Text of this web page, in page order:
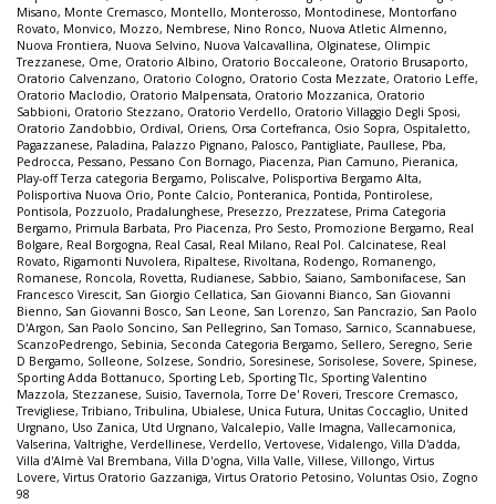
Misano, Monte Cremasco, Montello, Monterosso, Montodinese, Montorfano
Rovato, Monvico, Mozzo, Nembrese, Nino Ronco, Nuova Atletic Almenno,
Nuova Frontiera, Nuova Selvino, Nuova Valcavallina, Olginatese, Olimpic
Trezzanese, Ome, Oratorio Albino, Oratorio Boccaleone, Oratorio Brusaporto,
Oratorio Calvenzano, Oratorio Cologno, Oratorio Costa Mezzate, Oratorio Leffe,
Oratorio Maclodio, Oratorio Malpensata, Oratorio Mozzanica, Oratorio
Sabbioni, Oratorio Stezzano, Oratorio Verdello, Oratorio Villaggio Degli Sposi,
Oratorio Zandobbio, Ordival, Oriens, Orsa Cortefranca, Osio Sopra, Ospitaletto,
Pagazzanese, Paladina, Palazzo Pignano, Palosco, Pantigliate, Paullese, Pba,
Pedrocca, Pessano, Pessano Con Bornago, Piacenza, Pian Camuno, Pieranica,
Play-off Terza categoria Bergamo, Poliscalve, Polisportiva Bergamo Alta,
Polisportiva Nuova Orio, Ponte Calcio, Ponteranica, Pontida, Pontirolese,
Pontisola, Pozzuolo, Pradalunghese, Presezzo, Prezzatese, Prima Categoria
Bergamo, Primula Barbata, Pro Piacenza, Pro Sesto, Promozione Bergamo, Real
Bolgare, Real Borgogna, Real Casal, Real Milano, Real Pol. Calcinatese, Real
Rovato, Rigamonti Nuvolera, Ripaltese, Rivoltana, Rodengo, Romanengo,
Romanese, Roncola, Rovetta, Rudianese, Sabbio, Saiano, Sambonifacese, San
Francesco Virescit, San Giorgio Cellatica, San Giovanni Bianco, San Giovanni
Bienno, San Giovanni Bosco, San Leone, San Lorenzo, San Pancrazio, San Paolo
D'Argon, San Paolo Soncino, San Pellegrino, San Tomaso, Sarnico, Scannabuese,
ScanzoPedrengo, Sebinia, Seconda Categoria Bergamo, Sellero, Seregno, Serie
D Bergamo, Solleone, Solzese, Sondrio, Soresinese, Sorisolese, Sovere, Spinese,
Sporting Adda Bottanuco, Sporting Leb, Sporting Tlc, Sporting Valentino
Mazzola, Stezzanese, Suisio,Tavernola,Torre De' Roveri,Trescore Cremasco,
Trevigliese,Tribiano,Tribulina, Ubialese, Unica Futura, Unitas Coccaglio, United
Urgnano, Uso Zanica, Utd Urgnano, Valcalepio, Valle Imagna, Vallecamonica,
Valserina, Valtrighe, Verdellinese, Verdello, Vertovese, Vidalengo, Villa D'adda,
Villa d'Almè Val Brembana, Villa D'ogna, Villa Valle, Villese, Villongo, Virtus
Lovere, Virtus Oratorio Gazzaniga, Virtus Oratorio Petosino, Voluntas Osio, Zogno
98